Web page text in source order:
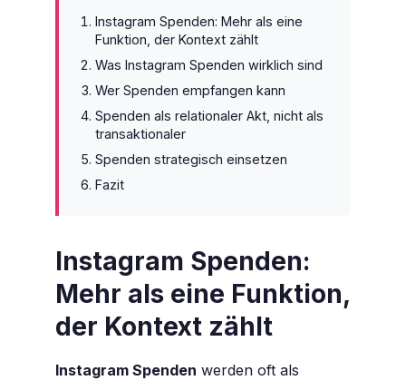
Instagram Spenden: Mehr als eine
Funktion, der Kontext zählt
Was Instagram Spenden wirklich sind
Wer Spenden empfangen kann
Spenden als relationaler Akt, nicht als
transaktionaler
Spenden strategisch einsetzen
Fazit
Instagram Spenden:
Mehr als eine Funktion,
der Kontext zählt
Instagram Spenden werden oft als